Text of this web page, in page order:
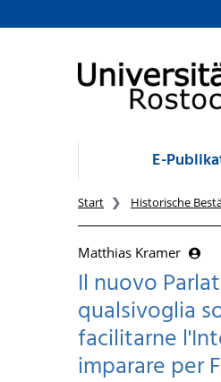
zum Inhalt
E-
Start Historische
Matthias Kramer
Il nuovo
qualsivoglia
facilitarne
imparare per